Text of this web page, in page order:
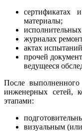
сертификатах
материалы;
журналах
актах
прочей
ведущееся
После
инженерных сетей,
этапами:
визуальным